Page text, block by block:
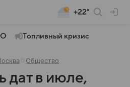
+22°
Топливный кризис
Общество
дат в июле,